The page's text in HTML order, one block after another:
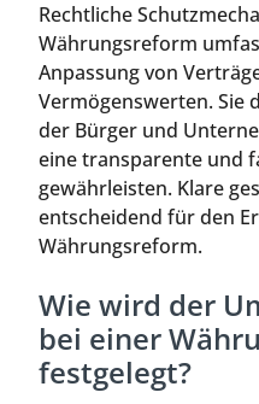
Rechtliche
Währungsreform
Anpassung von
Vermögenswerten. Sie
der Bürger und
eine transparente und
gewährleisten. Klare
entscheidend für den
Währungsreform.
Wie wird der
bei einer
festgelegt?